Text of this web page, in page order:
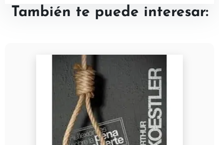
También te puede interesar: